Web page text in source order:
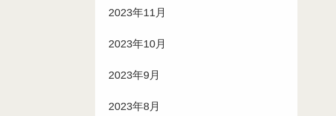
2023年11月
2023年10月
2023年9月
2023年8月